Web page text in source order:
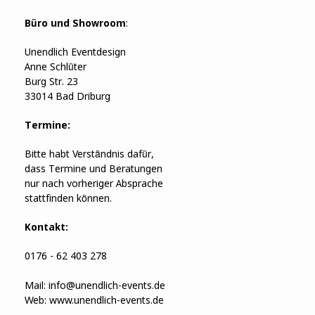
Büro und Showroom:
Unendlich Eventdesign
Anne Schlüter
Burg Str. 23
33014 Bad Driburg
Termine:
Bitte habt Verständnis dafür,
dass Termine und Beratungen
nur nach vorheriger Absprache
stattfinden können.
Kontakt:
0176 - 62 403 278
Mail: info@unendlich-events.de
Web: www.unendlich-events.de